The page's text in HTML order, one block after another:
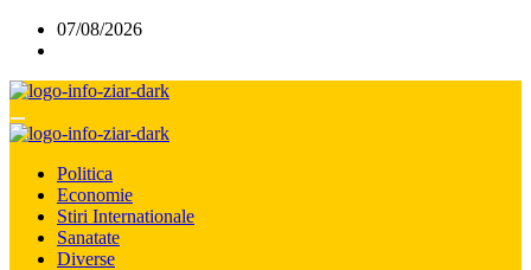
07/08/2026
Politica
Economie
Stiri Internationale
Sanatate
Diverse